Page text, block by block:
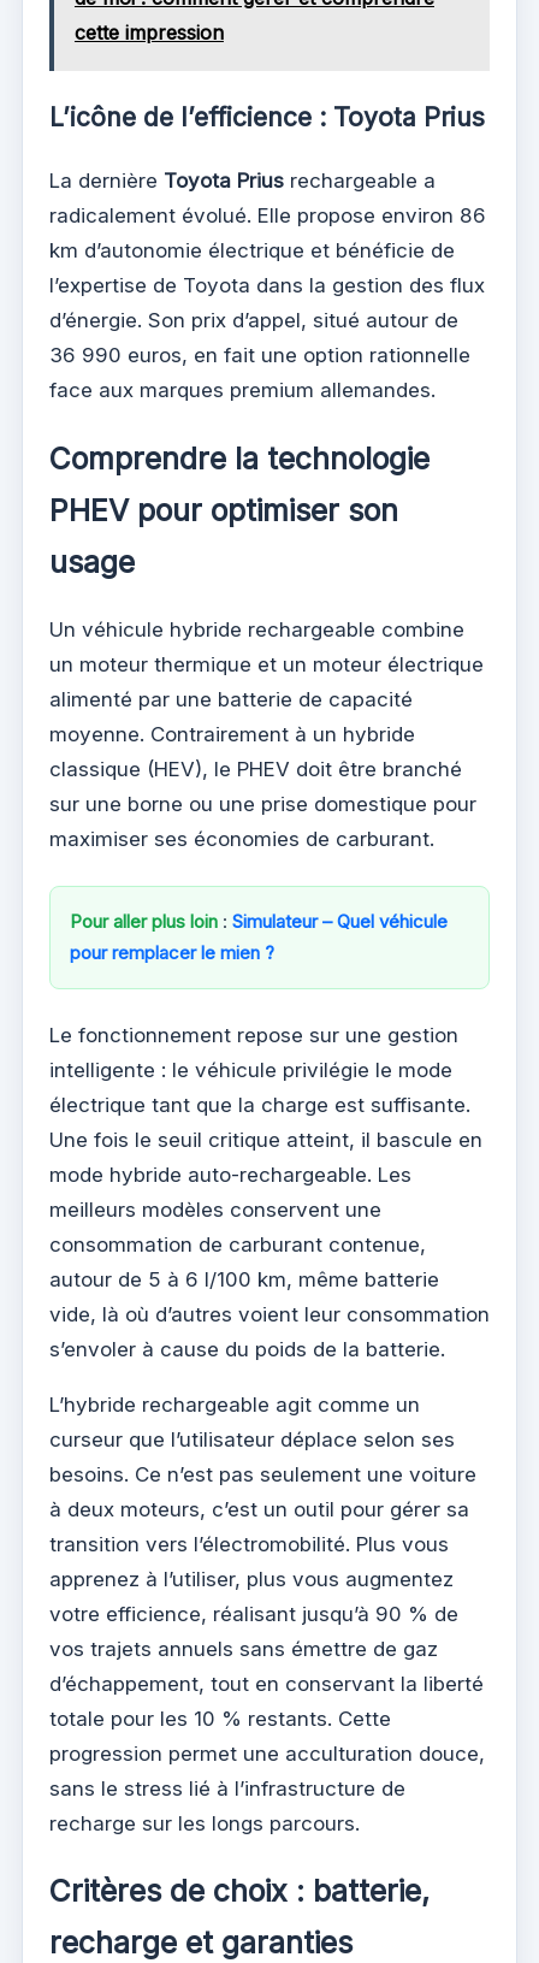
cette impression
L’icône de l’efficience : Toyota Prius
La dernière Toyota Prius rechargeable a
radicalement évolué. Elle propose environ 86
km d’autonomie électrique et bénéficie de
l’expertise de Toyota dans la gestion des flux
d’énergie. Son prix d’appel, situé autour de
36 990 euros, en fait une option rationnelle
face aux marques premium allemandes.
Comprendre la technologie
PHEV pour optimiser son
usage
Un véhicule hybride rechargeable combine
un moteur thermique et un moteur électrique
alimenté par une batterie de capacité
moyenne. Contrairement à un hybride
classique (HEV), le PHEV doit être branché
sur une borne ou une prise domestique pour
maximiser ses économies de carburant.
Pour aller plus loin : Simulateur – Quel véhicule
pour remplacer le mien ?
Le fonctionnement repose sur une gestion
intelligente : le véhicule privilégie le mode
électrique tant que la charge est suffisante.
Une fois le seuil critique atteint, il bascule en
mode hybride auto-rechargeable. Les
meilleurs modèles conservent une
consommation de carburant contenue,
autour de 5 à 6 l/100 km, même batterie
vide, là où d’autres voient leur consommation
s’envoler à cause du poids de la batterie.
L’hybride rechargeable agit comme un
curseur que l’utilisateur déplace selon ses
besoins. Ce n’est pas seulement une voiture
à deux moteurs, c’est un outil pour gérer sa
transition vers l’électromobilité. Plus vous
apprenez à l’utiliser, plus vous augmentez
votre efficience, réalisant jusqu’à 90 % de
vos trajets annuels sans émettre de gaz
d’échappement, tout en conservant la liberté
totale pour les 10 % restants. Cette
progression permet une acculturation douce,
sans le stress lié à l’infrastructure de
recharge sur les longs parcours.
Critères de choix : batterie,
recharge et garanties